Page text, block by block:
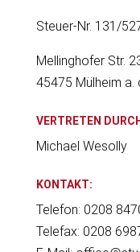
Steuer-Nr. 131/
Mellinghofer Str.
45475 Mülheim a.
VERTRETEN
Michael Wesolly
KONTAKT:
Telefon: 0208
Telefax: 0208